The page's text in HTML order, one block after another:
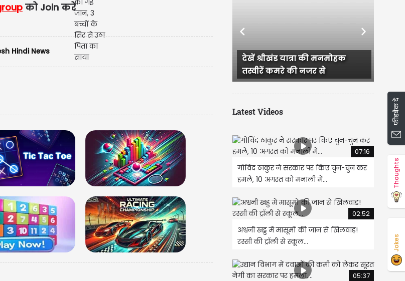
को Join करें
Hindi News
तस्वीरें कमरे की नजर से
अंतर्राष्ट्रीय कुल्लू दशहरा उत्सव के
रंग तस्वीरों के संग
Previous Next
Latest Videos
07:16
गोविंद ठाकुर ने सरकार पर किए चुन-चुन कर
हमले, 10 अगस्त को मनाली में...
02:52
अश्वनी खड्ड में मासूमों की जान से खिलवाड़!
रस्सी की ट्रॉली से स्कूल...
05:37
फीडबैक दें
Thoughts
Jokes